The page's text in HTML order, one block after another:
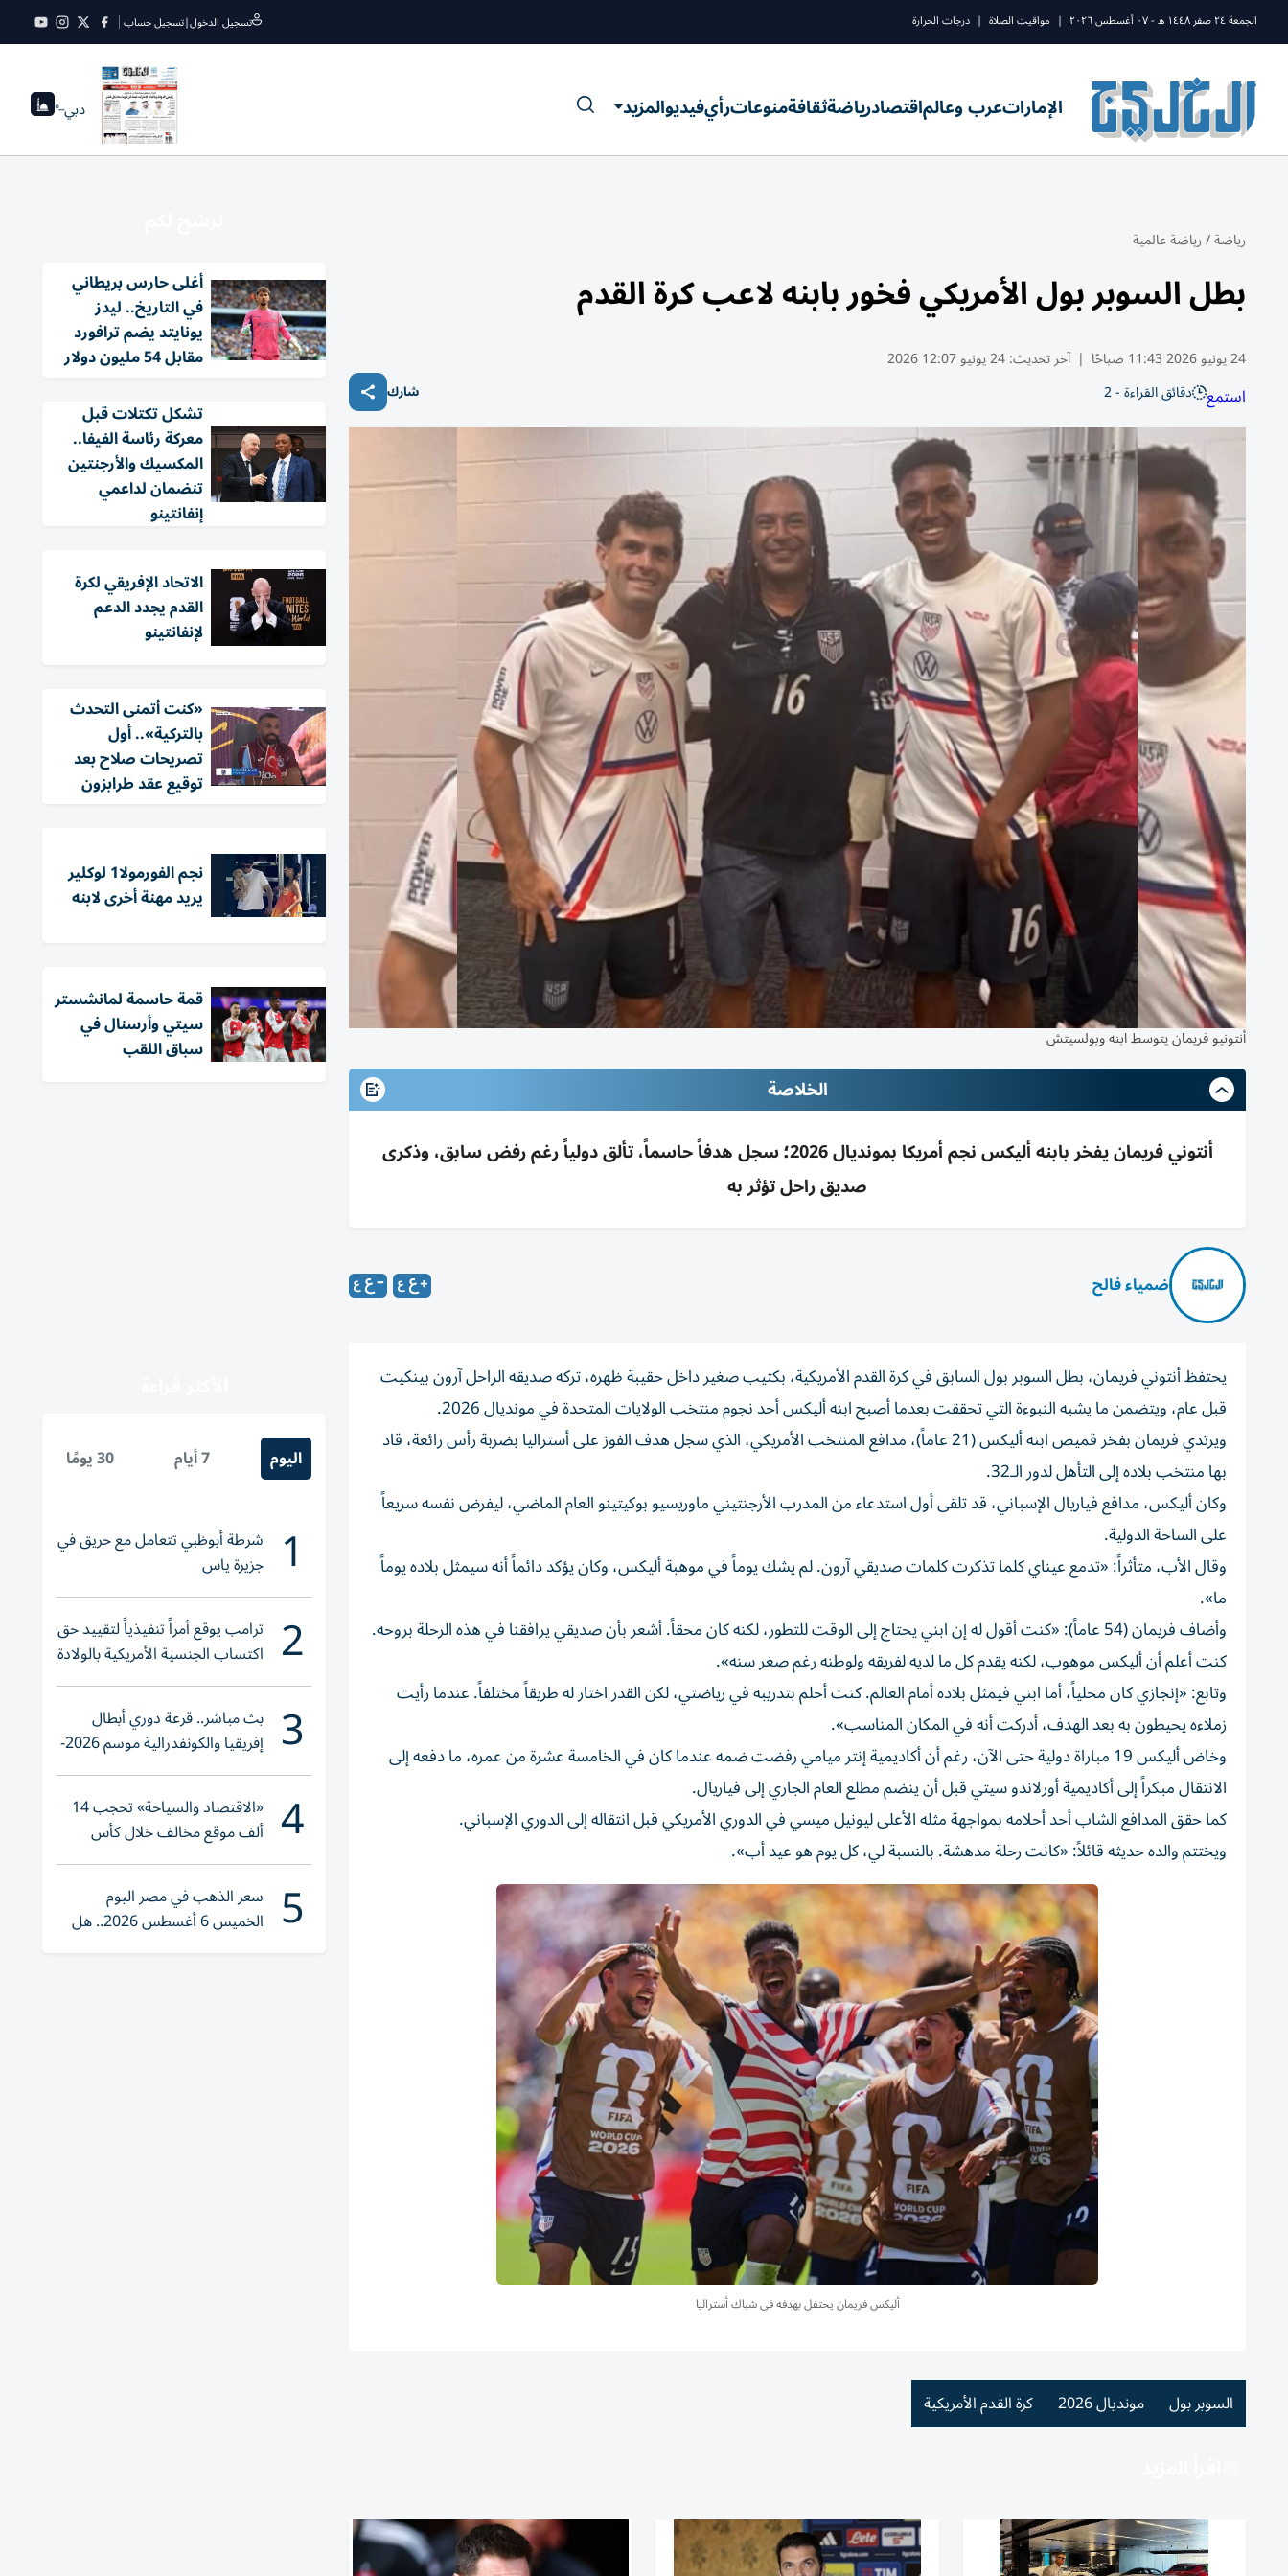
الجمعة ٢٤ صفر ١٤٤٨ ه - ٠٧ أغسطس ٢٠٢٦ | مواقيت الصلاة | درجات الحرارة تسجيل الدخول|تسجيل حساب
الإماراتعرب وعالماقتصادرياضةثقافةمنوعاترأيفيديوالمزيد دبي--°
رياضة/رياضة عالمية
بطل السوبر بول الأمريكي فخور بابنه لاعب كرة القدم
24 يونيو 2026 11:43 صباحًا | آخر تحديث:24 يونيو 12:07 2026
استمع دقائق القراءة - 2 شارك
أنتونيو فريمان يتوسط ابنه وبولسيتش
الخلاصة
أنتوني فريمان يفخر بابنه أليكس نجم أمريكا بمونديال 2026؛ سجل هدفاً حاسماً، تألق دولياً رغم رفض سابق، وذكرى
صديق راحل تؤثر به
ضمياء فالح
يحتفظ أنتوني فريمان، بطل السوبر بول السابق في كرة القدم الأمريكية، بكتيب صغير داخل حقيبة ظهره، تركه صديقه الراحل آرون بينكيت
قبل عام، ويتضمن ما يشبه النبوءة التي تحققت بعدما أصبح ابنه أليكس أحد نجوم منتخب الولايات المتحدة في مونديال 2026.
ويرتدي فريمان بفخر قميص ابنه أليكس (21 عاماً)، مدافع المنتخب الأمريكي، الذي سجل هدف الفوز على أستراليا بضربة رأس رائعة، قاد
بها منتخب بلاده إلى التأهل لدور الـ32.
وكان أليكس، مدافع فياريال الإسباني، قد تلقى أول استدعاء من المدرب الأرجنتيني ماوريسيو بوكيتينو العام الماضي، ليفرض نفسه سريعاً
على الساحة الدولية.
وقال الأب، متأثراً: «تدمع عيناي كلما تذكرت كلمات صديقي آرون. لم يشك يوماً في موهبة أليكس، وكان يؤكد دائماً أنه سيمثل بلاده يوماً
ما».
وأضاف فريمان (54 عاماً): «كنت أقول له إن ابني يحتاج إلى الوقت للتطور، لكنه كان محقاً. أشعر بأن صديقي يرافقنا في هذه الرحلة بروحه.
كنت أعلم أن أليكس موهوب، لكنه يقدم كل ما لديه لفريقه ولوطنه رغم صغر سنه».
وتابع: «إنجازي كان محلياً، أما ابني فيمثل بلاده أمام العالم. كنت أحلم بتدريبه في رياضتي، لكن القدر اختار له طريقاً مختلفاً. عندما رأيت
زملاءه يحيطون به بعد الهدف، أدركت أنه في المكان المناسب».
وخاض أليكس 19 مباراة دولية حتى الآن، رغم أن أكاديمية إنتر ميامي رفضت ضمه عندما كان في الخامسة عشرة من عمره، ما دفعه إلى
الانتقال مبكراً إلى أكاديمية أورلاندو سيتي قبل أن ينضم مطلع العام الجاري إلى فياريال.
كما حقق المدافع الشاب أحد أحلامه بمواجهة مثله الأعلى ليونيل ميسي في الدوري الأمريكي قبل انتقاله إلى الدوري الإسباني.
ويختتم والده حديثه قائلاً: «كانت رحلة مدهشة. بالنسبة لي، كل يوم هو عيد أب».
أليكس فريمان يحتفل بهدفه في شباك أستراليا
السوبر بول مونديال 2026 كرة القدم الأمريكية
أغلى حارس بريطاني
في التاريخ.. ليدز
يونايتد يضم ترافورد
مقابل 54 مليون دولار
تشكل تكتلات قبل
معركة رئاسة الفيفا..
المكسيك والأرجنتين
تنضمان لداعمي
إنفانتينو
الاتحاد الإفريقي لكرة
القدم يجدد الدعم
لإنفانتينو
«كنت أتمنى التحدث
بالتركية».. أول
تصريحات صلاح بعد
توقيع عقد طرابزون
نجم الفورمولا1 لوكلير
يريد مهنة أخرى لابنه
قمة حاسمة لمانشستر
سيتي وأرسنال في
سباق اللقب
اليوم 7 أيام 30 يومًا
1 شرطة أبوظبي تتعامل مع حريق في
جزيرة ياس
2 ترامب يوقع أمراً تنفيذياً لتقييد حق
اكتساب الجنسية الأمريكية بالولادة
3 بث مباشر.. قرعة دوري أبطال
إفريقيا والكونفدرالية موسم 2026-
2027
4 «الاقتصاد والسياحة» تحجب 14
ألف موقع مخالف خلال كأس
العالم 2026
5 سعر الذهب في مصر اليوم
الخميس 6 أغسطس 2026.. هل